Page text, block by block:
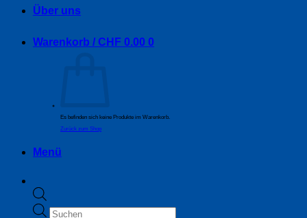
Products
Über uns
Warenkorb / CHF 0.00 0
Es befinden sich keine Produkte im Warenkorb.
Zurück zum Shop
Menü